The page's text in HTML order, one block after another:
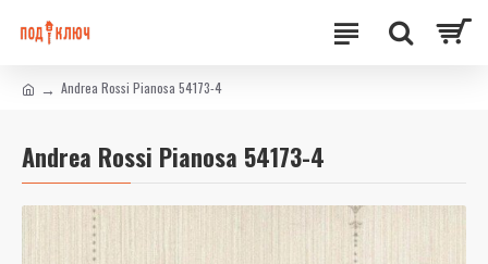
Andrea Rossi Pianosa 54173-4
Andrea Rossi Pianosa 54173-4